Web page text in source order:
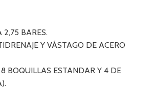
2,75 BARES.
Y VÁSTAGO DE ACERO
BOQUILLAS ESTANDAR Y 4 DE